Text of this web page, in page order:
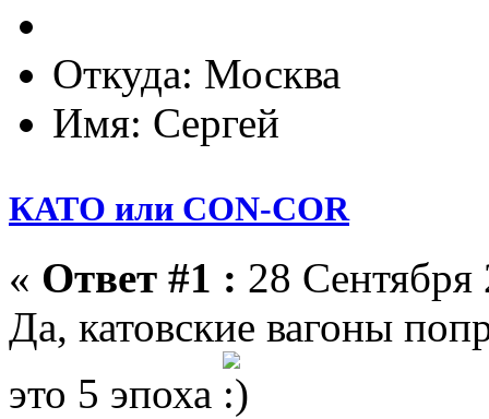
Откуда: Москва
Имя: Сергей
КАТО или CON-COR
« Ответ #1 : 28
Да, катовские вагоны
это 5 эпоха